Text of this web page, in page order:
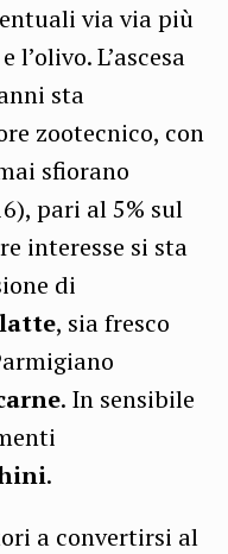
via via più
L’ascesa
sta
zootecnico, con
sfiorano
pari al 5% sul
interesse si sta
di
, sia fresco
. In sensibile
.
a convertirsi al